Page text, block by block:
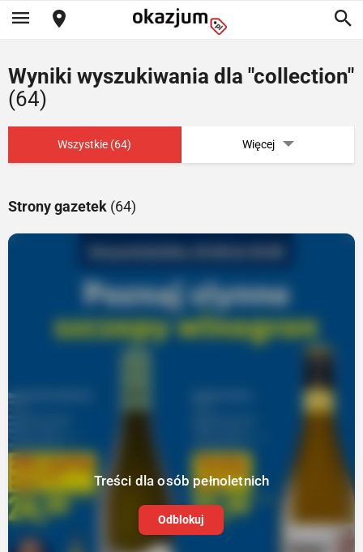
Wyniki wyszukiwania dla "collection"
(64)
Wszystkie (64) Więcej
Strony gazetek (64)
Treści dla osób pełnoletnich
Odblokuj